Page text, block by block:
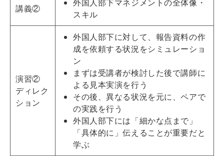
講義②
外国人部下マネジメントの全体像・
スキル
演習②
ディレク
ション
外国人部下に対して、報告資料の作
成を依頼する状況をシミュレーショ
ン
まずは受講者が検討した後で講師に
よる見本実演を行う
その後、異なる状況を元に、ペアで
の実践を行う
外国人部下には「細かな点まで」
「具体的に」伝えることが重要だと
学ぶ